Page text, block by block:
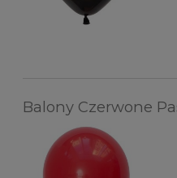
Balony Czerwone